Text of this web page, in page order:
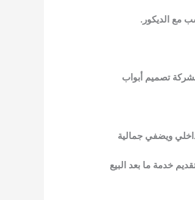
تصميم أبواب
ويضفي جمالية
خدمة ما بعد البيع